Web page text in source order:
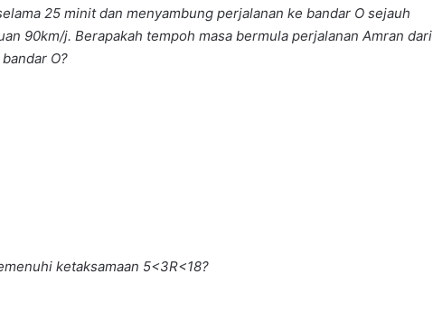
25 minit dan menyambung perjalanan ke bandar O sejauh
90km/j. Berapakah tempoh masa bermula perjalanan Amran dari
O?
ketaksamaan 5<3R<18?